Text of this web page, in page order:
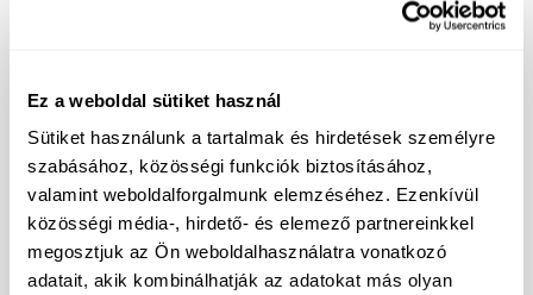
Ez a weboldal sütiket használ
Sütiket használunk a tartalmak és hirdetések személyre
szabásához, közösségi funkciók biztosításához,
valamint weboldalforgalmunk elemzéséhez. Ezenkívül
közösségi média-, hirdető- és elemező partnereinkkel
megosztjuk az Ön weboldalhasználatra vonatkozó
adatait, akik kombinálhatják az adatokat más olyan